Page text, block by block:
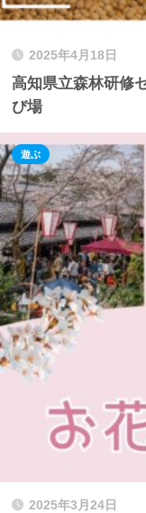
2025年4月18日
高知県立森林研修
び場
2025年3月24日
遊ぶ